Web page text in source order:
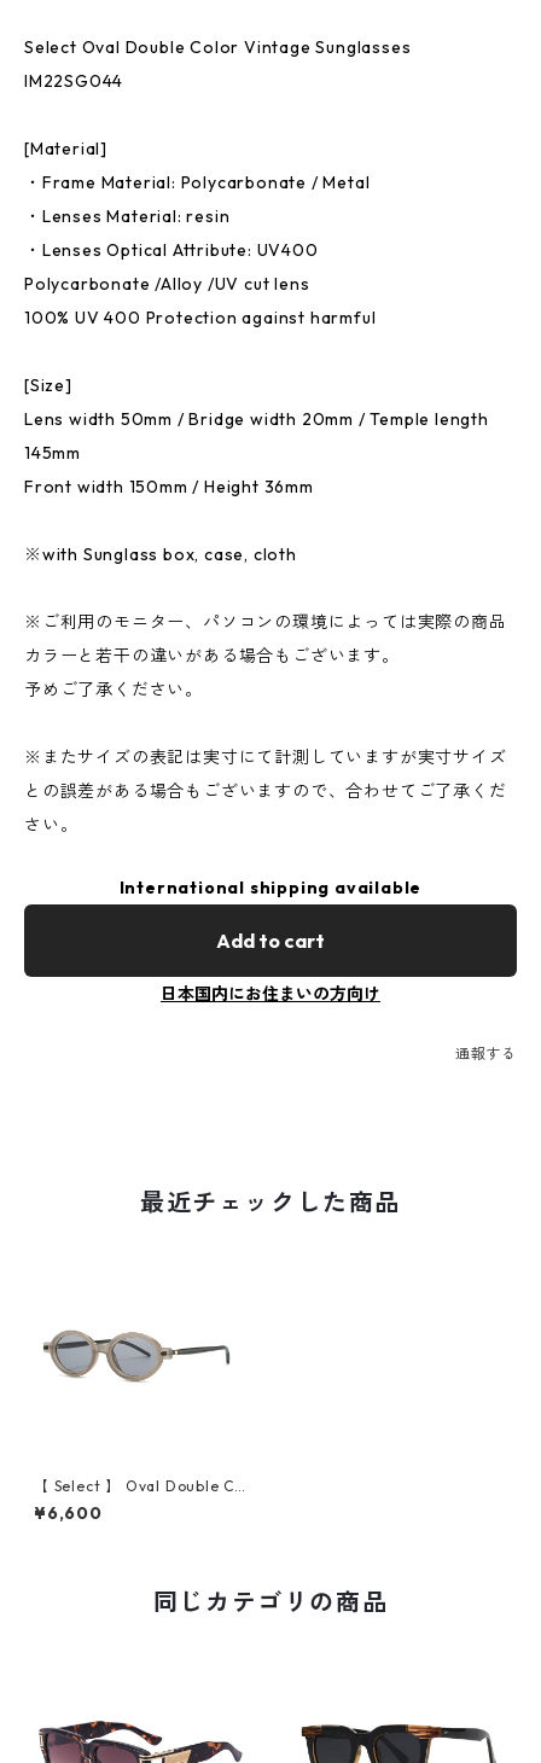
Select Oval Double Color Vintage Sunglasses
IM22SG044
[Material]
・Frame Material: Polycarbonate / Metal
・Lenses Material: resin
・Lenses Optical Attribute: UV400
Polycarbonate /Alloy /UV cut lens
100% UV 400 Protection against harmful
[Size]
Lens width 50mm / Bridge width 20mm / Temple length
145mm
Front width 150mm / Height 36mm
※with Sunglass box, case, cloth
※ご利用のモニター、パソコンの環境によっては実際の商品
カラーと若干の違いがある場合もございます。
予めご了承ください。
※またサイズの表記は実寸にて計測していますが実寸サイズ
との誤差がある場合もございますので、合わせてご了承くだ
さい。
International shipping available
Add to cart
日本国内にお住まいの方向け
通報する
最近チェックした商品
【 Select 】 Oval Double Col
or Vintage Sunglasses (Gel
Grey)
¥6,600
同じカテゴリの商品